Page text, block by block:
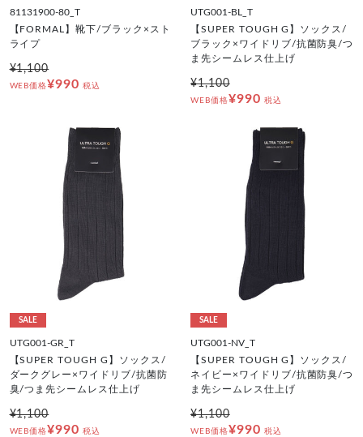
81131900-80_T
【FORMAL】靴下/ブラック×スト
ライプ
¥1,100
WEB価格¥990 税込
UTG001-BL_T
【SUPER TOUGH G】ソックス/
ブラック×ワイドリブ/抗菌防臭/つ
ま先シームレス仕上げ
¥1,100
WEB価格¥990 税込
SALE
UTG001-GR_T
【SUPER TOUGH G】ソックス/
ダークグレー×ワイドリブ/抗菌防
臭/つま先シームレス仕上げ
¥1,100
WEB価格¥990 税込
SALE
UTG001-NV_T
【SUPER TOUGH G】ソックス/
ネイビー×ワイドリブ/抗菌防臭/つ
ま先シームレス仕上げ
¥1,100
WEB価格¥990 税込